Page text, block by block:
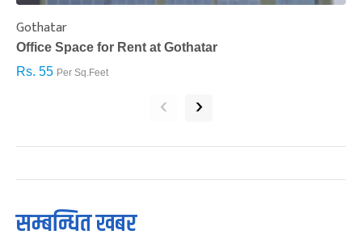
Gothatar
Office Space for Rent at Gothatar
Rs. 55 Per Sq.Feet
‹ ›
सम्बन्धित खबर